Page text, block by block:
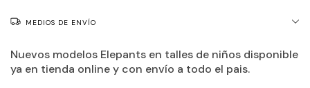
MEDIOS DE ENVÍO
Nuevos modelos Elepants en talles de niños disponible
ya en tienda online y con envío a todo el pais.